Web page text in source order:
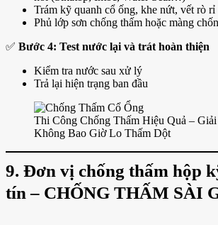
Trám kỹ quanh cổ ống, khe nứt, vết rò rỉ
Phủ lớp sơn chống thấm hoặc màng
✅ Bước 4: Test nước lại và trát hoàn thiện
Kiểm tra nước sau xử lý
Trả lại hiện trạng ban đầu
Thi Công Chống Thấm Hiệu Quả –
Không Bao Giờ Lo Thấm Dột
9. Đơn vị chống thấm hộp
tín – CHỐNG THẤM SÀI